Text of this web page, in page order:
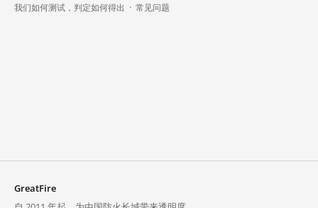
我们如何测试，判定如何得出 · 常见问题
GreatFire